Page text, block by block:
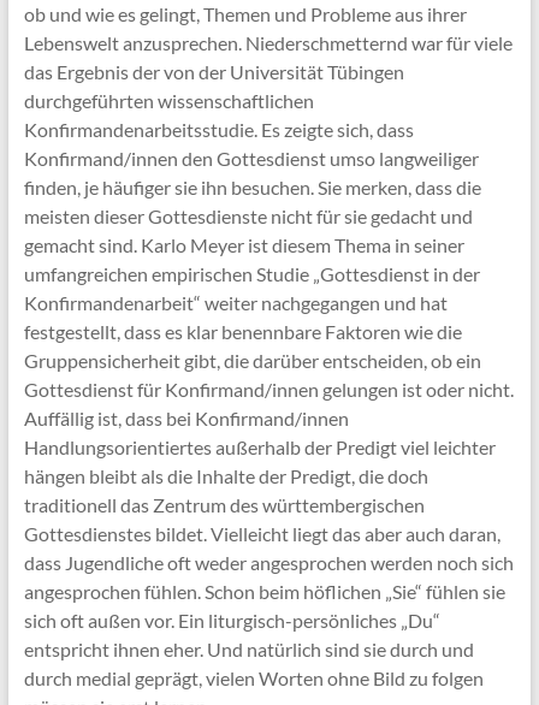
ob und wie es gelingt, Themen und Probleme aus ihrer
Lebenswelt anzusprechen. Niederschmetternd war für viele
das Ergebnis der von der Universität Tübingen
durchgeführten wissenschaftlichen
Konfirmandenarbeitsstudie. Es zeigte sich, dass
Konfirmand/innen den Gottesdienst umso langweiliger
finden, je häufiger sie ihn besuchen. Sie merken, dass die
meisten dieser Gottesdienste nicht für sie gedacht und
gemacht sind. Karlo Meyer ist diesem Thema in seiner
umfangreichen empirischen Studie „Gottesdienst in der
Konfirmandenarbeit“ weiter nachgegangen und hat
festgestellt, dass es klar benennbare Faktoren wie die
Gruppensicherheit gibt, die darüber entscheiden, ob ein
Gottesdienst für Konfirmand/innen gelungen ist oder nicht.
Auffällig ist, dass bei Konfirmand/innen
Handlungsorientiertes außerhalb der Predigt viel leichter
hängen bleibt als die Inhalte der Predigt, die doch
traditionell das Zentrum des württembergischen
Gottesdienstes bildet. Vielleicht liegt das aber auch daran,
dass Jugendliche oft weder angesprochen werden noch sich
angesprochen fühlen. Schon beim höflichen „Sie“ fühlen sie
sich oft außen vor. Ein liturgisch-persönliches „Du“
entspricht ihnen eher. Und natürlich sind sie durch und
durch medial geprägt, vielen Worten ohne Bild zu folgen